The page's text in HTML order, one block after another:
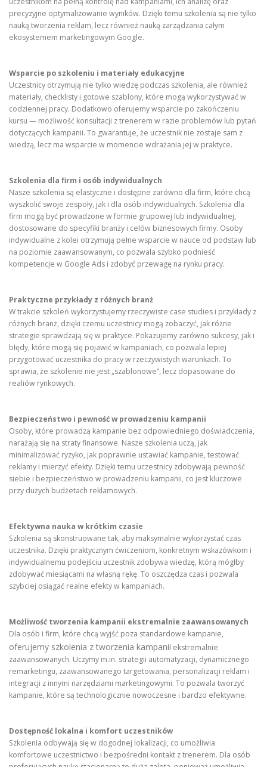
precyzyjne optymalizowanie wyników. Dzięki temu szkolenia są nie tylko
nauką tworzenia reklam, lecz również nauką zarządzania całym
ekosystemem marketingowym Google.
Wsparcie po szkoleniu i materiały edukacyjne
Uczestnicy otrzymują nie tylko wiedzę podczas szkolenia, ale również
materiały, checklisty i gotowe szablony, które mogą wykorzystywać w
codziennej pracy. Dodatkowo oferujemy wsparcie po zakończeniu
kursu — możliwość konsultacji z trenerem w razie problemów lub pytań
dotyczących kampanii. To gwarantuje, że uczestnik nie zostaje sam z
wiedzą, lecz ma wsparcie w momencie wdrażania jej w praktyce.
Szkolenia dla firm i osób indywidualnych
Nasze szkolenia są elastyczne i dostępne zarówno dla firm, które chcą
wyszkolić swoje zespoły, jak i dla osób indywidualnych. Szkolenia dla
firm mogą być prowadzone w formie grupowej lub indywidualnej,
dostosowane do specyfiki branży i celów biznesowych firmy. Osoby
indywidualne z kolei otrzymują pełne wsparcie w nauce od podstaw lub
na poziomie zaawansowanym, co pozwala szybko podnieść
kompetencje w Google Ads i zdobyć przewagę na rynku pracy.
Praktyczne przykłady z różnych branż
W trakcie szkoleń wykorzystujemy rzeczywiste case studies i przykłady z
różnych branż, dzięki czemu uczestnicy mogą zobaczyć, jak różne
strategie sprawdzają się w praktyce. Pokazujemy zarówno sukcesy, jak i
błędy, które mogą się pojawić w kampaniach, co pozwala lepiej
przygotować uczestnika do pracy w rzeczywistych warunkach. To
sprawia, że szkolenie nie jest „szablonowe”, lecz dopasowane do
realiów rynkowych.
Bezpieczeństwo i pewność w prowadzeniu kampanii
Osoby, które prowadzą kampanie bez odpowiedniego doświadczenia,
narażają się na straty finansowe. Nasze szkolenia uczą, jak
minimalizować ryzyko, jak poprawnie ustawiać kampanie, testować
reklamy i mierzyć efekty. Dzięki temu uczestnicy zdobywają pewność
siebie i bezpieczeństwo w prowadzeniu kampanii, co jest kluczowe
przy dużych budżetach reklamowych.
Efektywna nauka w krótkim czasie
Szkolenia są skonstruowane tak, aby maksymalnie wykorzystać czas
uczestnika. Dzięki praktycznym ćwiczeniom, konkretnym wskazówkom i
indywidualnemu podejściu uczestnik zdobywa wiedzę, którą mógłby
zdobywać miesiącami na własną rękę. To oszczędza czas i pozwala
szybciej osiągać realne efekty w kampaniach.
Możliwość tworzenia kampanii ekstremalnie zaawansowanych
Dla osób i firm, które chcą wyjść poza standardowe kampanie,
oferujemy szkolenia z tworzenia kampanii ekstremalnie
zaawansowanych. Uczymy m.in. strategii automatyzacji, dynamicznego
remarketingu, zaawansowanego targetowania, personalizacji reklam i
integracji z innymi narzędziami marketingowymi. To pozwala tworzyć
kampanie, które są technologicznie nowoczesne i bardzo efektywne.
Dostępność lokalna i komfort uczestników
Szkolenia odbywają się w dogodnej lokalizacji, co umożliwia
komfortowe uczestnictwo i bezpośredni kontakt z trenerem. Dla osób